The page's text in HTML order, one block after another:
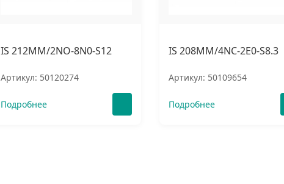
IS 212MM/2NO-8N0-S12
Артикул: 50120274
Подробнее
IS 208MM/4NC-2E0-S8.3
Артикул: 50109654
Подробнее